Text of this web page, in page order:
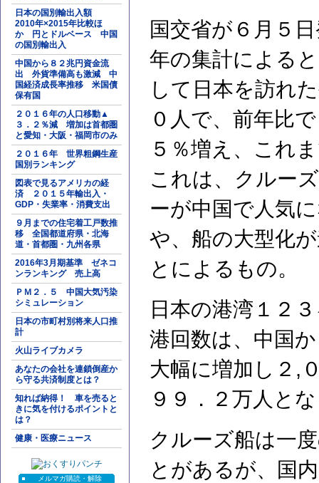
日本の国別輸出入額
2010年×2015年比較ほ
か 円とドルベース 中国
の国別輸出入
中国から８２兆円資金流
出 外貨準備高も激減 中
国経済成長率推移 米国債
保有国
２０１６年の人口移動▲
３．２％減 増加は首都圏
と愛知・大阪・福岡市のみ
２０１６年 世界粗鋼生産
国別ランキング
図表で見るアメリカの経
済 ２０１５年輸出入・
GDP・失業率・消費支出
９月までの住宅着工戸数推
移 全国都道府県・北海
道・首都圏・九州各県
2016年3月期基準 ゼネコ
ンランキング 売上高
ＰＭ２．５ 中国大気汚染
シミュレーション
日本の市町村別将来人口推
計
火山ライブカメラ
あなたの会社を連鎖倒産か
ら守る共済制度とは？
知れば納得！ 車を売ると
きに気を付けるポイントと
は？
健康・医療ニュース
メルマガ購読・解除
国交省が６月５
年の集計による
して日本を訪れ
０人で、前年比
５％増え、これ
これは、クルー
ーが中国で人気
や、船の大型化
とによるもの。
日本の港湾１２
港回数は、中国
大幅に増加し２,
９９．２万人と
クルーズ船は一
とがあるが、国